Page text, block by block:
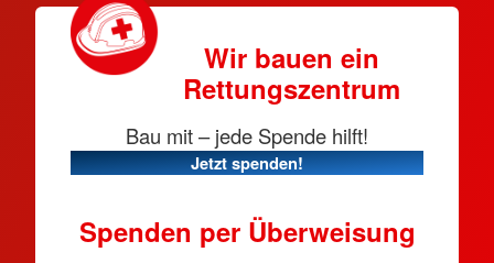
Wir bauen ein
Rettungszentrum
Bau mit – jede Spende hilft!
Jetzt spenden!
Spenden per Überweisung